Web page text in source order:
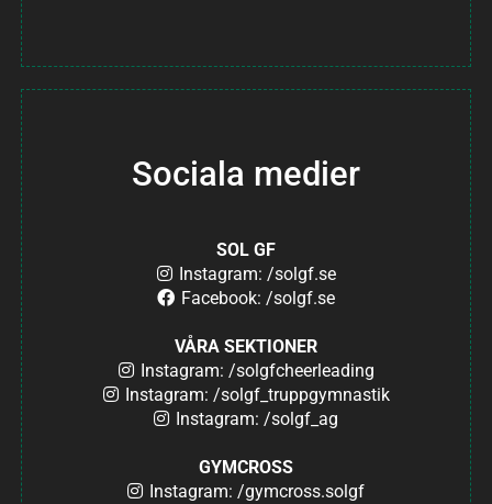
Sociala medier
SOL GF
Instagram: /solgf.se
Facebook: /solgf.se
VÅRA SEKTIONER
Instagram: /solgfcheerleading
Instagram: /solgf_truppgymnastik
Instagram: /solgf_ag
GYMCROSS
Instagram: /gymcross.solgf